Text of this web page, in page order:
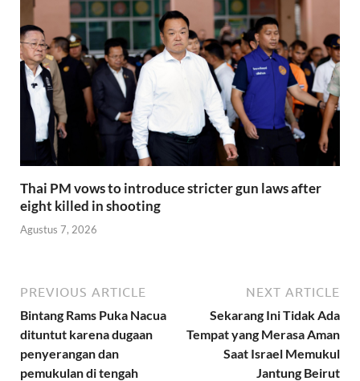
Thai PM vows to introduce stricter gun laws after
eight killed in shooting
Agustus 7, 2026
PREVIOUS ARTICLE
Bintang Rams Puka Nacua
dituntut karena dugaan
penyerangan dan
pemukulan di tengah
NEXT ARTICLE
Sekarang Ini Tidak Ada
Tempat yang Merasa Aman
Saat Israel Memukul
Jantung Beirut